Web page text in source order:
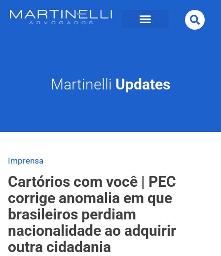
Martinelli Updates
Imprensa
Cartórios com você | PEC
corrige anomalia em que
brasileiros perdiam
nacionalidade ao adquirir
outra cidadania